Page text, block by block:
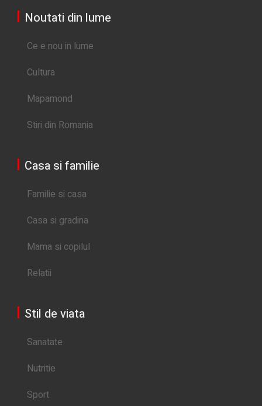
Noutati din lume
Ce e nou in lume
Cultura
Mapamond
Stiri din Romania
Casa si familie
Familie si casa
Casa si gradina
Mama si copilul
Relatii
Stil de viata
Sanatate
Nutritie
Sport